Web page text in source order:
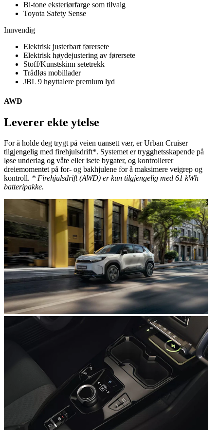
Bi-tone eksteriørfarge som tilvalg
Toyota Safety Sense
Innvendig
Elektrisk justerbart førersete
Elektrisk høydejustering av førersete
Stoff/Kunstskinn setetrekk
Trådløs mobillader
JBL 9 høyttalere premium lyd
AWD
Leverer ekte ytelse
For å holde deg trygt på veien uansett vær, er Urban Cruiser
tilgjengelig med firehjulsdrift*. Systemet er trygghetsskapende på
løse underlag og våte eller isete bygater, og kontrollerer
dreiemomentet på for- og bakhjulene for å maksimere veigrep og
kontroll. * Firehjulsdrift (AWD) er kun tilgjengelig med 61 kWh
batteripakke.